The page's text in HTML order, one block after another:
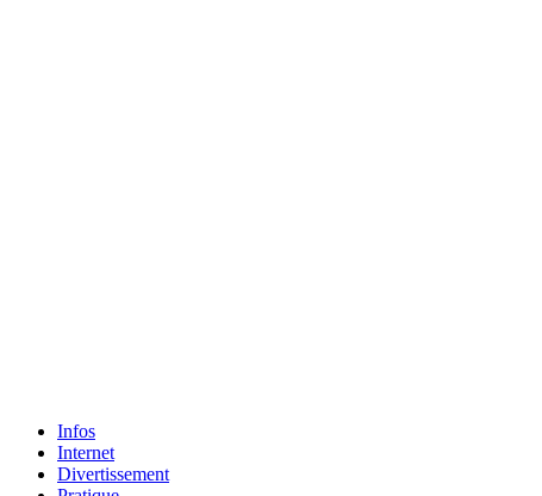
Formulaire
recherche
Infos
Internet
Divertissement